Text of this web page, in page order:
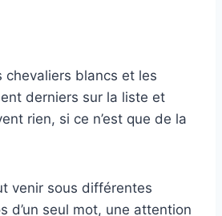
chevaliers blancs et les
derniers sur la liste et
rien, si ce n’est que de la
venir sous différentes
d’un seul mot, une attention